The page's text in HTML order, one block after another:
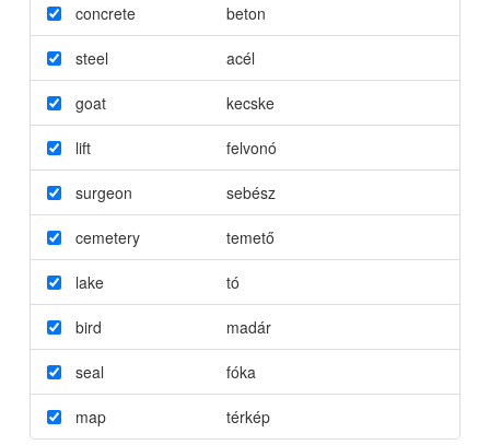
concrete beton
steel acél
goat kecske
lift felvonó
surgeon sebész
cemetery temető
lake tó
bird madár
seal fóka
map térkép